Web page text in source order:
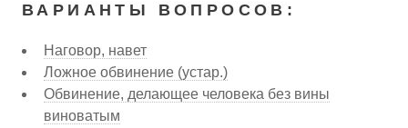
ВАРИАНТЫ ВОПРОСОВ:
Наговор, навет
Ложное обвинение (устар.)
Обвинение, делающее человека без вины
виноватым